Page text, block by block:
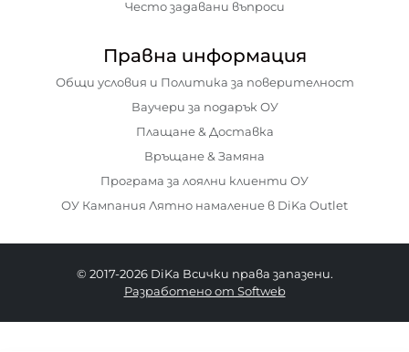
Често задавани въпроси
Правна информация
Общи условия и Политика за поверителност
Ваучери за подарък ОУ
Плащане & Доставка
Връщане & Замяна
Програма за лоялни клиенти ОУ
ОУ Кампания Лятно намаление в DiKa Outlet
© 2017-2026 DiKa Всички права запазени.
Разработено от Softweb